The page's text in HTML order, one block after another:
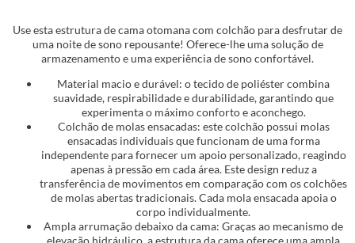
Use esta estrutura de cama otomana com colchão para desfrutar de
uma noite de sono repousante! Oferece-lhe uma solução de
armazenamento e uma experiência de sono confortável.
Material macio e durável: o tecido de poliéster combina
suavidade, respirabilidade e durabilidade, garantindo que
experimenta o máximo conforto e aconchego.
Colchão de molas ensacadas: este colchão possui molas
ensacadas individuais que funcionam de uma forma
independente para fornecer um apoio personalizado, reagindo
apenas à pressão em cada área. Este design reduz a
transferência de movimentos em comparação com os colchões
de molas abertas tradicionais. Cada mola ensacada apoia o
corpo individualmente.
Ampla arrumação debaixo da cama: Graças ao mecanismo de